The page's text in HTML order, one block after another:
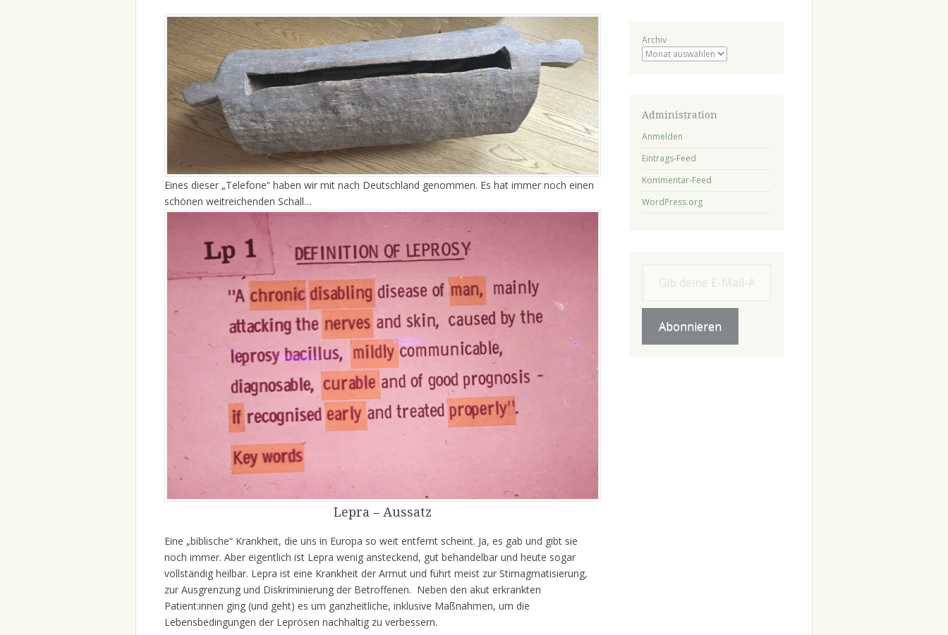
Eines dieser „Telefone“ haben wir mit nach Deutschland genommen. Es hat immer noch einen
schönen weitreichenden Schall…
Lepra – Aussatz
Eine „biblische“ Krankheit, die uns in Europa so weit entfernt scheint. Ja, es gab und gibt sie
noch immer. Aber eigentlich ist Lepra wenig ansteckend, gut behandelbar und heute sogar
vollständig heilbar. Lepra ist eine Krankheit der Armut und führt meist zur Stimagmatisierung,
zur Ausgrenzung und Diskriminierung der Betroffenen. Neben den akut erkrankten
Patient:innen ging (und geht) es um ganzheitliche, inklusive Maßnahmen, um die
Lebensbedingungen der Leprösen nachhaltig zu verbessern.
Archiv
Administration
Anmelden
Eintrags-Feed
Kommentar-Feed
WordPress.org
Abonnieren